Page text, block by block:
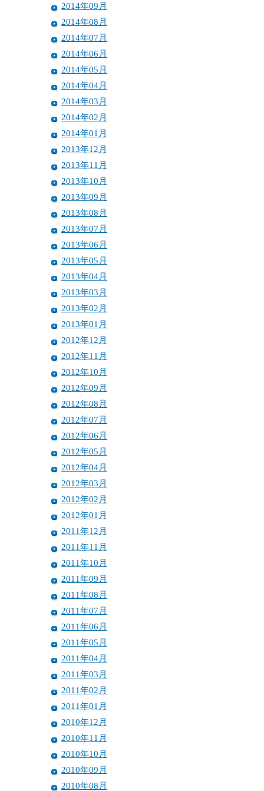
2014年09月
2014年08月
2014年07月
2014年06月
2014年05月
2014年04月
2014年03月
2014年02月
2014年01月
2013年12月
2013年11月
2013年10月
2013年09月
2013年08月
2013年07月
2013年06月
2013年05月
2013年04月
2013年03月
2013年02月
2013年01月
2012年12月
2012年11月
2012年10月
2012年09月
2012年08月
2012年07月
2012年06月
2012年05月
2012年04月
2012年03月
2012年02月
2012年01月
2011年12月
2011年11月
2011年10月
2011年09月
2011年08月
2011年07月
2011年06月
2011年05月
2011年04月
2011年03月
2011年02月
2011年01月
2010年12月
2010年11月
2010年10月
2010年09月
2010年08月